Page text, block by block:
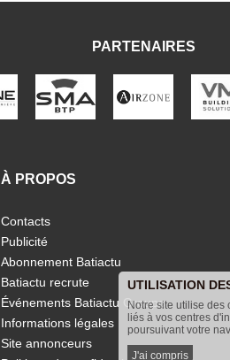
PARTENAIRES
À PROPOS
Contacts
Publicité
Abonnement Batiactu
Batiactu recrute
Événements Batiactu Groupe
Informations légales
Site annonceurs
UTILISATION
Notre site utilise
liés à vos centres
poursuivant votre
J'ai compris